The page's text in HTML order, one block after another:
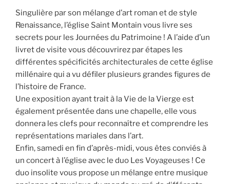
Singulière par son mélange d’art roman et de style
Renaissance, l’église Saint Montain vous livre ses
secrets pour les Journées du Patrimoine ! A l’aide d’un
livret de visite vous découvrirez par étapes les
différentes spécificités architecturales de cette église
millénaire qui a vu défiler plusieurs grandes figures de
l’histoire de France.
Une exposition ayant trait à la Vie de la Vierge est
également présentée dans une chapelle, elle vous
donnera les clefs pour reconnaître et comprendre les
représentations mariales dans l’art.
Enfin, samedi en fin d’après-midi, vous êtes conviés à
un concert à l’église avec le duo Les Voyageuses ! Ce
duo insolite vous propose un mélange entre musique